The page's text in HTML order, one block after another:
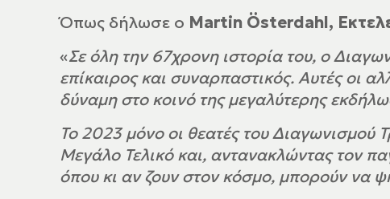
Όπως δήλωσε ο Martin Österdahl,
«Σε όλη την 67χρονη ιστορία του, ο
επίκαιρος και συναρπαστικός. Αυτές οι
δύναμη στο κοινό της μεγαλύτερης
Το 2023 μόνο οι θεατές του
Μεγάλο Τελικό και, αντανακλώντας τον
όπου κι αν ζουν στον κόσμο, μπορούν να